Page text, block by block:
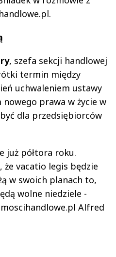
, szefa sekcji handlowej
termin między
uchwaleniem ustawy
nowego prawa w życie w
dla przedsiębiorców
już półtora roku.
że vacatio legis będzie
w swoich planach to,
wolne niedziele -
Alfred